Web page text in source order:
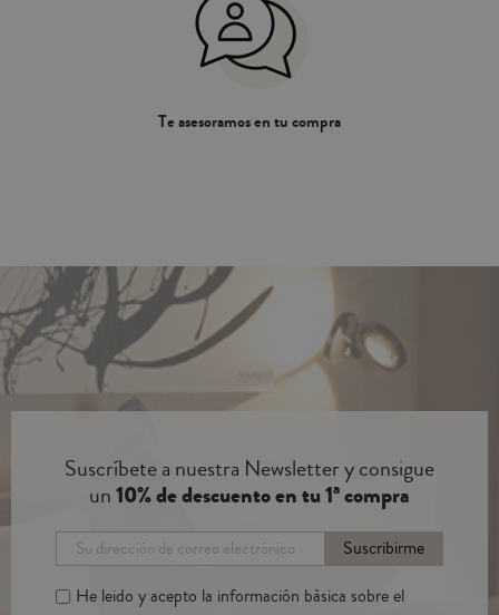
Te asesoramos en tu compra
Suscríbete a nuestra Newsletter y consigue
un10% de descuento en tu 1ª compra
Suscribirme
He leido y acepto la información bàsica sobre el